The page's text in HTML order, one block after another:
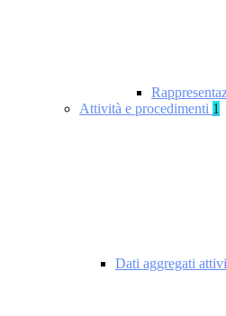
Attività e procedimenti 1
Dati aggregati